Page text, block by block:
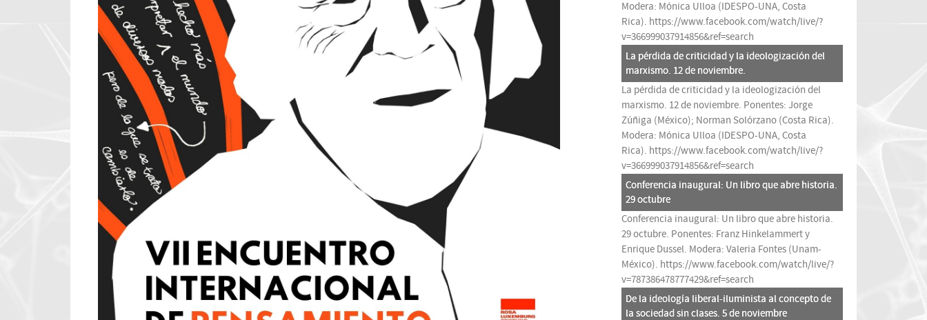
Modera: Mónica Ulloa (IDESPO-UNA, Costa
Rica). https://www.facebook.com/watch/live/?
v=366999037914856&ref=search
La pérdida de criticidad y la ideologización del
marxismo. 12 de noviembre.
La pérdida de criticidad y la ideologización del
marxismo. 12 de noviembre. Ponentes: Jorge
Zúñiga (México); Norman Solórzano (Costa Rica).
Modera: Mónica Ulloa (IDESPO-UNA, Costa
Rica). https://www.facebook.com/watch/live/?
v=366999037914856&ref=search
Conferencia inaugural: Un libro que abre historia.
29 octubre
Conferencia inaugural: Un libro que abre historia.
29 octubre. Ponentes: Franz Hinkelammert y
Enrique Dussel. Modera: Valeria Fontes (Unam-
México). https://www.facebook.com/watch/live/?
v=787386478777429&ref=search
De la ideología liberal-iluminista al concepto de
la sociedad sin clases. 5 de noviembre